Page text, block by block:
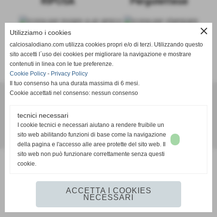
SCHEDA-CALENDARIO E RISULTATI-CLASSIFICA
Realizzazione siti web www.sitoper.it
close
Utilizziamo i cookies
calciosalodiano.com utilizza cookies propri e/o di terzi. Utilizzando questo
sito accetti l´uso dei cookies per migliorare la navigazione e mostrare
contenuti in linea con le tue preferenze.
Cookie Policy - Privacy Policy
Il tuo consenso ha una durata massima di 6 mesi.
Cookie accettati nel consenso: nessun consenso
tecnici necessari
I cookie tecnici e necessari aiutano a rendere fruibile un
sito web abilitando funzioni di base come la navigazione
della pagina e l'accesso alle aree protette del sito web. Il
sito web non può funzionare correttamente senza questi
cookie.
ACCETTA I COOKIES
NECESSARI